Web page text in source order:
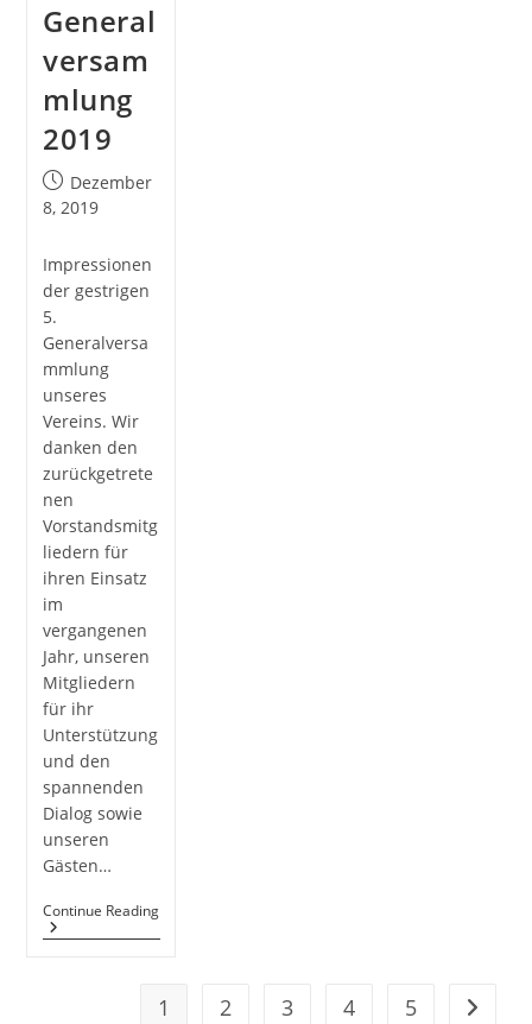
General
versam
mlung
2019
Post
published:
Dezember
8, 2019
Impressionen
der gestrigen
5.
Generalversa
mmlung
unseres
Vereins. Wir
danken den
zurückgetrete
nen
Vorstandsmitg
liedern für
ihren Einsatz
im
vergangenen
Jahr, unseren
Mitgliedern
für ihr
Unterstützung
und den
spannenden
Dialog sowie
unseren
Gästen…
Continue ReadingGeneralversammlung
1 2 3 4 5 Go to